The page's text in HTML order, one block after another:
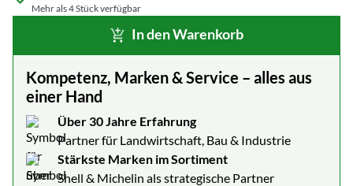
Mehr als 4 Stück verfügbar
In den Warenkorb
Kompetenz, Marken & Service – alles aus
einer Hand
Über 30 Jahre Erfahrung
Partner für Landwirtschaft, Bau & Industrie
Stärkste Marken im Sortiment
Shell & Michelin als strategische Partner